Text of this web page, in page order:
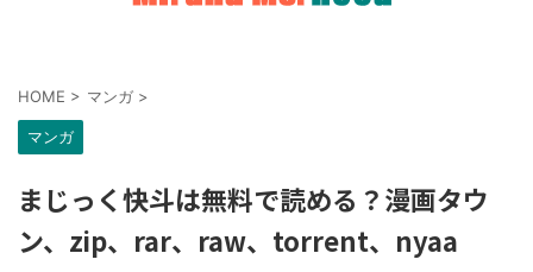
HOME > マンガ >
マンガ
まじっく快斗は無料で読める？漫画タウ
ン、zip、rar、raw、torrent、nyaa